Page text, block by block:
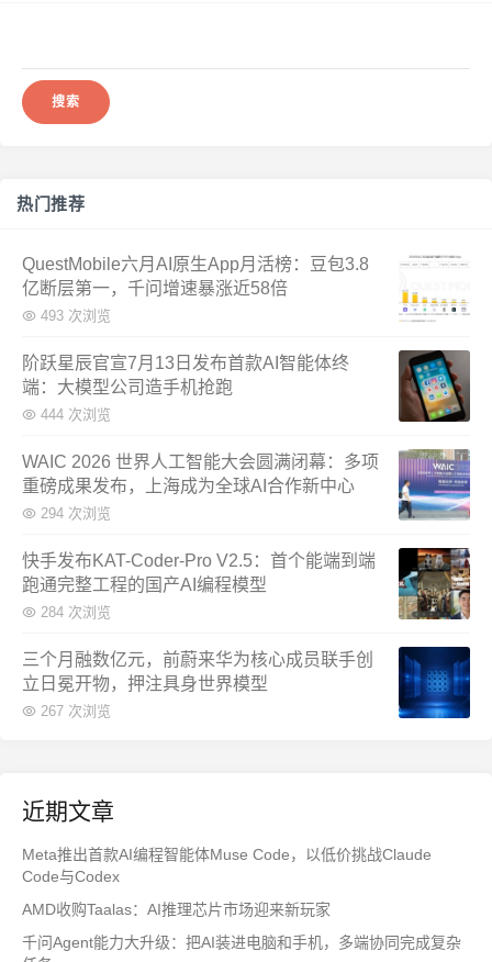
热门推荐
QuestMobile六月AI原生App月活榜：豆包3.8
亿断层第一，千问增速暴涨近58倍
493 次浏览
阶跃星辰官宣7月13日发布首款AI智能体终
端：大模型公司造手机抢跑
444 次浏览
WAIC 2026 世界人工智能大会圆满闭幕：多项
重磅成果发布，上海成为全球AI合作新中心
294 次浏览
快手发布KAT-Coder-Pro V2.5：首个能端到端
跑通完整工程的国产AI编程模型
284 次浏览
三个月融数亿元，前蔚来华为核心成员联手创
立日冕开物，押注具身世界模型
267 次浏览
近期文章
Meta推出首款AI编程智能体Muse Code，以低价挑战Claude
Code与Codex
AMD收购Taalas：AI推理芯片市场迎来新玩家
千问Agent能力大升级：把AI装进电脑和手机，多端协同完成复杂